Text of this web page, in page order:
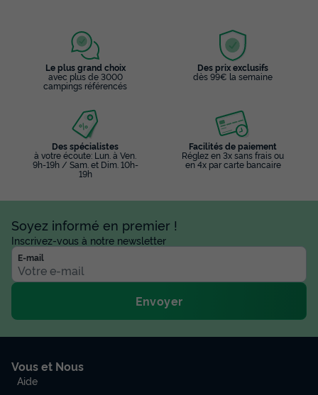
Le plus grand choix
avec plus de 3000
campings référencés
Des prix exclusifs
dès 99€ la semaine
Des spécialistes
à votre écoute: Lun. à Ven.
9h-19h / Sam. et Dim. 10h-
19h
Facilités de paiement
Réglez en 3x sans frais ou
en 4x par carte bancaire
Soyez informé en premier !
Inscrivez-vous à notre newsletter
E-mail
Envoyer
Vous et Nous
Aide